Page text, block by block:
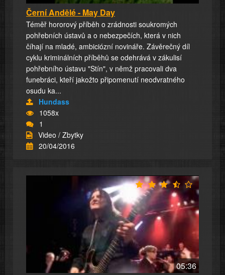
Černí Andělé - May Day
Téměř hororový příběh o zrádnosti soukromých
pohřebních ústavů a o nebezpečích, která v nich
číhají na mladé, ambiciózní novináře. Závěrečný díl
cyklu kriminálních příběhů se odehrává v zákulisí
pohřebního ústavu "Stín", v němž pracovali dva
funebráci, kteří jakožto připomenutí neodvratného
osudu ka...
Hundass
1058x
1
Video / Zbytky
20/04/2016
05:36